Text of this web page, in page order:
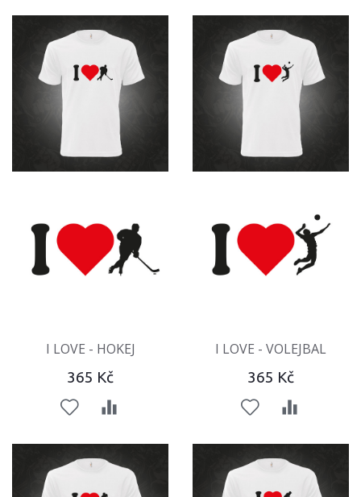
I LOVE - HOKEJ
365 Kč
I LOVE - VOLEJBAL
365 Kč